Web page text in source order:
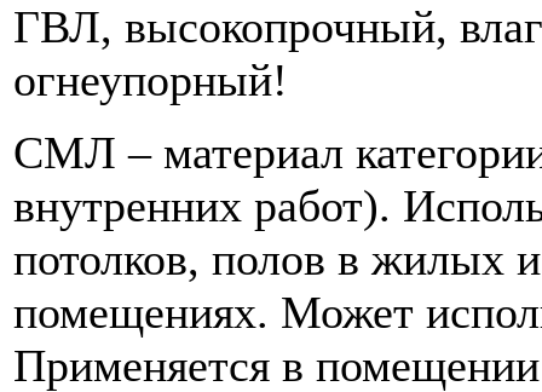
ГВЛ, высокопрочный,
огнеупорный!
СМЛ – материал
внутренних работ).
потолков, полов в жилых
помещениях. Может
Применяется в